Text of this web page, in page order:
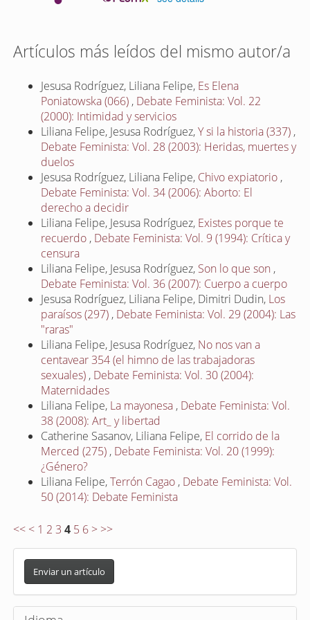
Artículos más leídos del mismo autor/a
Jesusa Rodríguez, Liliana Felipe, Es Elena
Poniatowska (066) , Debate Feminista: Vol. 22
(2000): Intimidad y servicios
Liliana Felipe, Jesusa Rodríguez,Y si la historia (337) ,
Debate Feminista: Vol. 28 (2003): Heridas, muertes y
duelos
Jesusa Rodríguez, Liliana Felipe, Chivo expiatorio ,
Debate Feminista: Vol. 34 (2006): Aborto: El
derecho a decidir
Liliana Felipe, Jesusa Rodríguez, Existes porque te
recuerdo , Debate Feminista: Vol. 9 (1994): Crítica y
censura
Liliana Felipe, Jesusa Rodríguez, Son lo que son ,
Debate Feminista: Vol. 36 (2007): Cuerpo a cuerpo
Jesusa Rodríguez, Liliana Felipe, Dimitri Dudin, Los
paraísos (297) , Debate Feminista: Vol. 29 (2004): Las
"raras"
Liliana Felipe, Jesusa Rodríguez, No nos van a
centavear 354 (el himno de las trabajadoras
sexuales) , Debate Feminista: Vol. 30 (2004):
Maternidades
Liliana Felipe, La mayonesa , Debate Feminista: Vol.
38 (2008): Art_ y libertad
Catherine Sasanov, Liliana Felipe, El corrido de la
Merced (275) , Debate Feminista: Vol. 20 (1999):
¿Género?
Liliana Felipe,Terrón Cagao , Debate Feminista: Vol.
50 (2014): Debate Feminista
<< < 1 2 3 4 5 6 > >>
E
v
i
Enviar un artículo